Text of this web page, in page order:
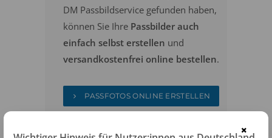
DM Passbildservice gefunden haben,
können Sie Ihre Passbilder auch
einfach selbst erstellen und
versandkostenfrei online bestellen.
PASSFOTOS ONLINE ERSTELLEN
×